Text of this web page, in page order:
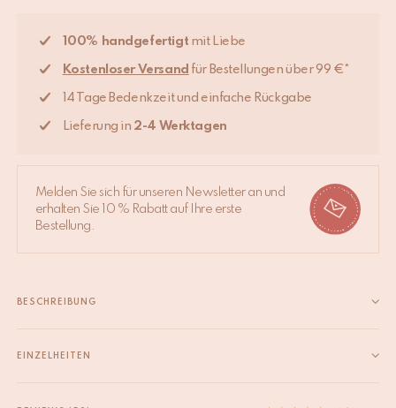
100% handgefertigt mit Liebe
Kostenloser Versand für Bestellungen über 99 €*
14 Tage Bedenkzeit und einfache Rückgabe
Lieferung in 2-4 Werktagen
Melden Sie sich für unseren Newsletter an und
erhalten Sie 10 % Rabatt auf Ihre erste
Bestellung.
BESCHREIBUNG
handgefertigtem Blooming schwarzer Bär Teppich in der
EINZELHEITEN